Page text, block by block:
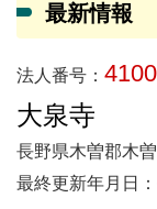
最新情報
法人番号：
大泉寺
長野県木曽郡木
最終更新年月日